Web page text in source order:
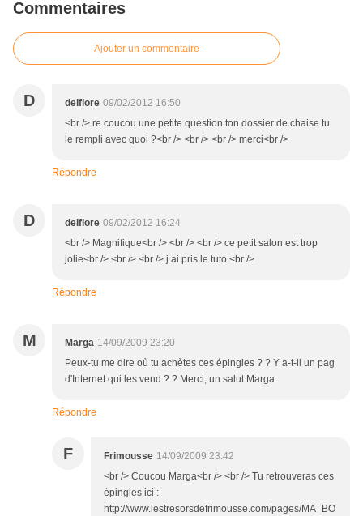
Commentaires
Ajouter un commentaire
D delflore 09/02/2012 16:50
<br /> re coucou une petite question ton dossier de chaise tu
le rempli avec quoi ?<br /> <br /> <br /> merci<br />
Répondre
D delflore 09/02/2012 16:24
<br /> Magnifique<br /> <br /> <br /> ce petit salon est trop
jolie<br /> <br /> <br /> j ai pris le tuto <br />
Répondre
M Marga 14/09/2009 23:20
Peux-tu me dire où tu achètes ces épingles ? ? Y a-t-il un pag
d'Internet qui les vend ? ? Merci, un salut Marga.
Répondre
F Frimousse 14/09/2009 23:42
<br /> Coucou Marga<br /> <br /> Tu retrouveras ces
épingles ici :
http://www.lestresorsdefrimousse.com/pages/MA_BO